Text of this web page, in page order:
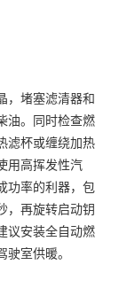
，堵塞滤清器和
油。同时检查燃
滤杯或缠绕加热
用高挥发性汽
功率的利器，包
，再旋转启动钥
议安装全自动燃
室供暖。